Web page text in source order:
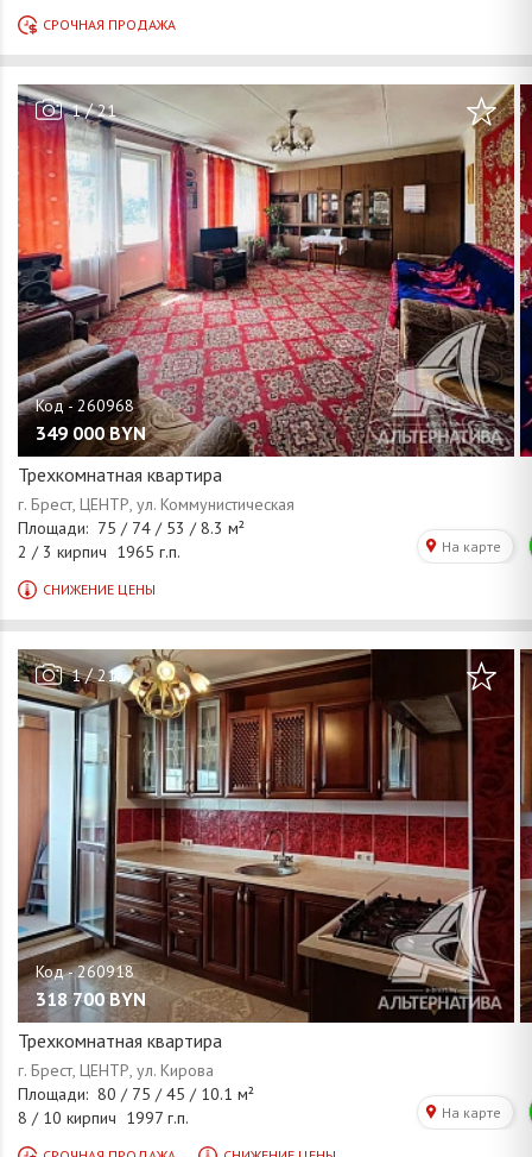
1/21
349 000 BYN
Трехкомнатная квартира
1/21
318 700 BYN
Трехкомнатная квартира